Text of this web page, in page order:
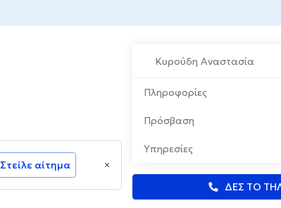
Κυρούδη Αναστασία
Πληροφορίες
Πρόσβαση
Υπηρεσίες
ΔΕΣ ΤΟ
Στείλε αίτημα